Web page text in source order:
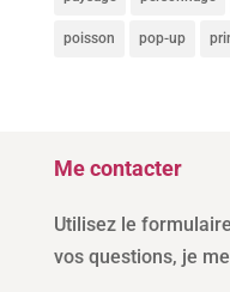
poisson pop-up
Me contacter
Utilisez le
vos questions, je